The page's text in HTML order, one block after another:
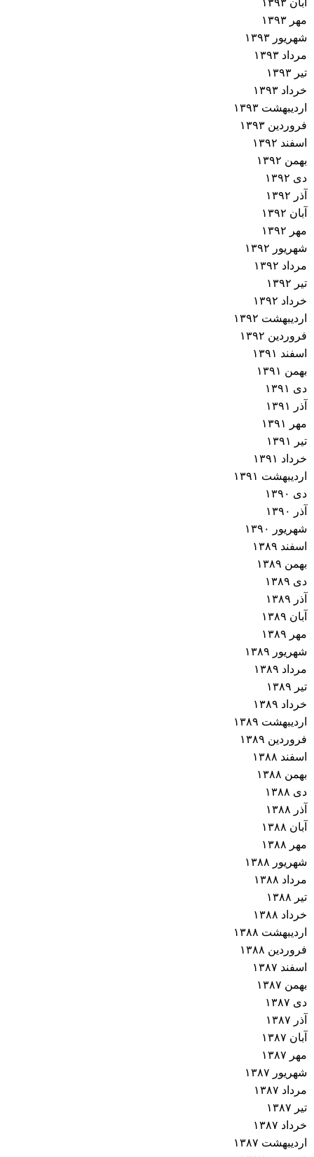
مهر ۱۳۹۳
شهریور ۱۳۹۳
مرداد ۱۳۹۳
تیر ۱۳۹۳
خرداد ۱۳۹۳
اردیبهشت ۱۳۹۳
فروردین ۱۳۹۳
اسفند ۱۳۹۲
بهمن ۱۳۹۲
دی ۱۳۹۲
آذر ۱۳۹۲
آبان ۱۳۹۲
مهر ۱۳۹۲
شهریور ۱۳۹۲
مرداد ۱۳۹۲
تیر ۱۳۹۲
خرداد ۱۳۹۲
اردیبهشت ۱۳۹۲
فروردین ۱۳۹۲
اسفند ۱۳۹۱
بهمن ۱۳۹۱
دی ۱۳۹۱
آذر ۱۳۹۱
مهر ۱۳۹۱
تیر ۱۳۹۱
خرداد ۱۳۹۱
اردیبهشت ۱۳۹۱
دی ۱۳۹۰
آذر ۱۳۹۰
شهریور ۱۳۹۰
اسفند ۱۳۸۹
بهمن ۱۳۸۹
دی ۱۳۸۹
آذر ۱۳۸۹
آبان ۱۳۸۹
مهر ۱۳۸۹
شهریور ۱۳۸۹
مرداد ۱۳۸۹
تیر ۱۳۸۹
خرداد ۱۳۸۹
اردیبهشت ۱۳۸۹
فروردین ۱۳۸۹
اسفند ۱۳۸۸
بهمن ۱۳۸۸
دی ۱۳۸۸
آذر ۱۳۸۸
آبان ۱۳۸۸
مهر ۱۳۸۸
شهریور ۱۳۸۸
مرداد ۱۳۸۸
تیر ۱۳۸۸
خرداد ۱۳۸۸
اردیبهشت ۱۳۸۸
فروردین ۱۳۸۸
اسفند ۱۳۸۷
بهمن ۱۳۸۷
دی ۱۳۸۷
آذر ۱۳۸۷
آبان ۱۳۸۷
مهر ۱۳۸۷
شهریور ۱۳۸۷
مرداد ۱۳۸۷
تیر ۱۳۸۷
خرداد ۱۳۸۷
اردیبهشت ۱۳۸۷